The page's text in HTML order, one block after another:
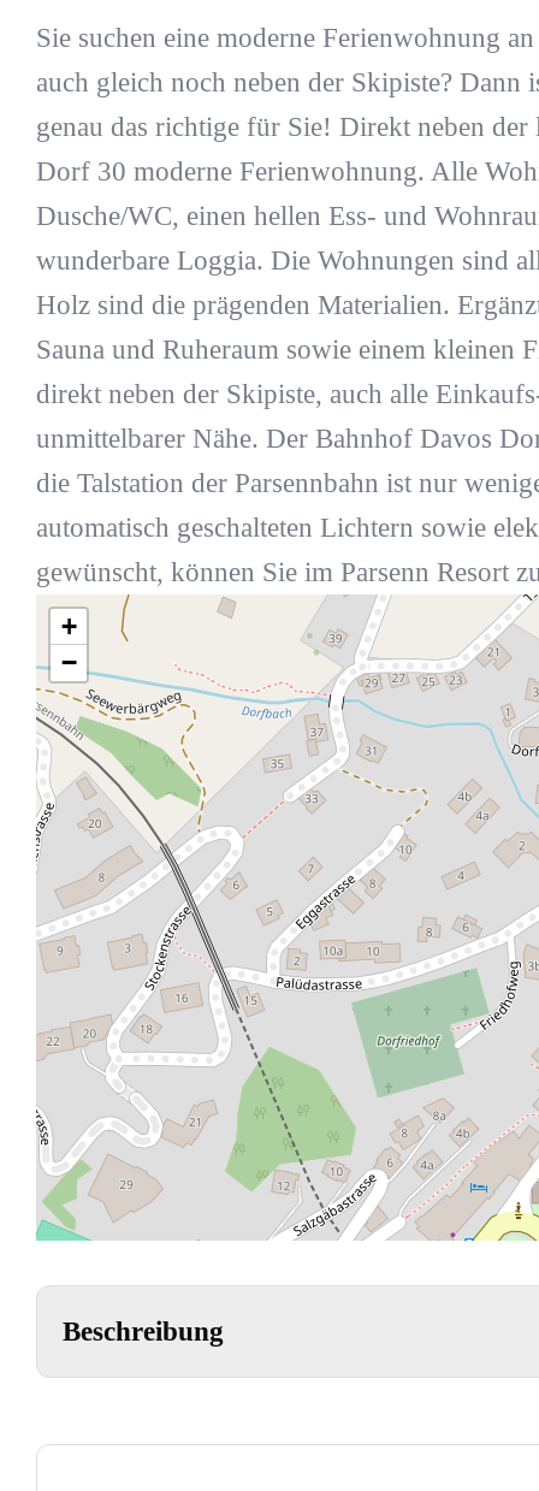
Sie suchen eine moderne Ferienwohnung
auch gleich noch neben der Skipiste? Dann
genau das richtige für Sie! Direkt neben der
Dorf 30 moderne Ferienwohnung. Alle
Dusche/WC, einen hellen Ess- und
wunderbare Loggia. Die Wohnungen sind
Holz sind die prägenden Materialien.
Sauna und Ruheraum sowie einem kleinen
direkt neben der Skipiste, auch alle
unmittelbarer Nähe. Der Bahnhof Davos
die Talstation der Parsennbahn ist nur
automatisch geschalteten Lichtern sowie
gewünscht, können Sie im Parsenn Resort
+
−
Beschreibung